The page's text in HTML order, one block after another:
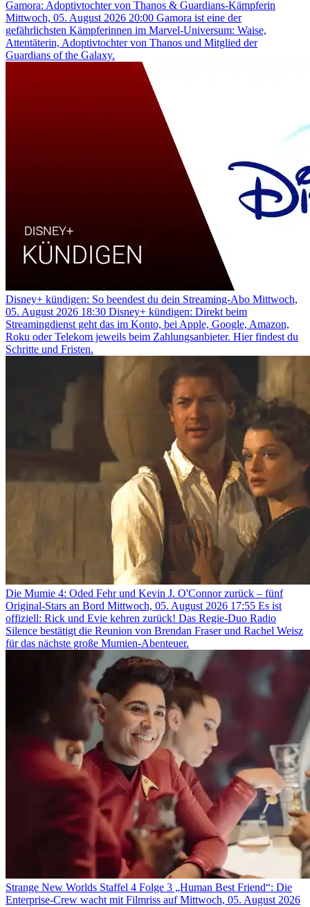
Gamora: Adoptivtochter von Thanos & Guardians-Kämpferin
Mittwoch, 05. August 2026 20:00 Gamora ist eine der
gefährlichsten Kämpferinnen im Marvel-Universum: Waise,
Attentäterin, Adoptivtochter von Thanos und Mitglied der
Guardians of the Galaxy.
Disney+ kündigen: So beendest du dein Streaming-Abo Mittwoch,
05. August 2026 18:30 Disney+ kündigen: Direkt beim
Streamingdienst geht das im Konto, bei Apple, Google, Amazon,
Roku oder Telekom jeweils beim Zahlungsanbieter. Hier findest du
Schritte und Fristen.
Die Mumie 4: Oded Fehr und Kevin J. O'Connor zurück – fünf
Original-Stars an Bord Mittwoch, 05. August 2026 17:55 Es ist
offiziell: Rick und Evie kehren zurück! Das Regie-Duo Radio
Silence bestätigt die Reunion von Brendan Fraser und Rachel Weisz
für das nächste große Mumien-Abenteuer.
Strange New Worlds Staffel 4 Folge 3 „Human Best Friend“: Die
Enterprise-Crew wacht mit Filmriss aufMittwoch, 05. August 2026